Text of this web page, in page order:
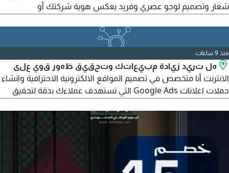
شعار وتصميم لوجو عصري وفريد يعكس هوية شركتك أو
عالية وتعديلات حتى الرضا. مناسب للشركات، المتاجر، المطاعم،
المقاهي، والبراندات الناشئة. تواصل الآن واحجز تصميمك، فالطلبات
محدودة
منذ 9 ساعات
هل تريد زيادة مبيعاتك وتحقيق ظهور قوي على
الانترنت أنا متخصص في تصميم المواقع الالكترونية الاحترافية وانشاء
حملات اعلانات Google Ads التي تستهدف عملاءك بدقة لتحقيق
نتائج البحث (SEO) ربط الموقع بخدمات جوجل والتحليلات دعم فني
واستشارة مستمرة